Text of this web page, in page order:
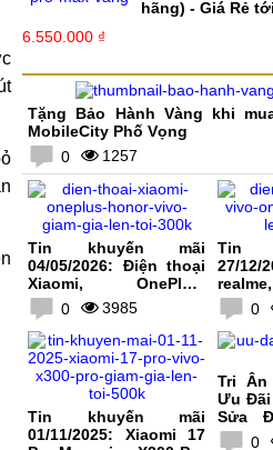
hãng) - Giá Rẻ
6.550.000 ₫
Tặng Bảo Hành Vàng khi
MobileCity Phố Vọng
0
1257
Tin khuyến mãi
04/05/2026: Điện thoại
Xiaomi, OnePlus,
HONOR, vivo giảm giá
lên tới 300K
0 3985
Tin
27/12/
giảm0
Tin khuyến mãi
01/11/2025: Xiaomi 17
Tri
Ưu
Sửa
0